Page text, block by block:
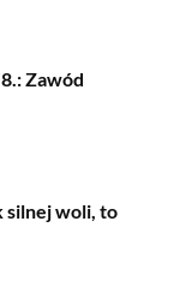
Zawód
silnej woli, to